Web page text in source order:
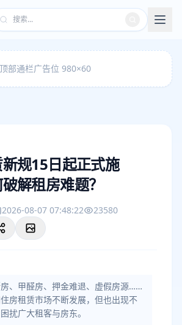
顶部通栏广告位 980×60
规15日起正式施
解租房难题？
2026-08-07 07:48:22
23580
房、甲醛房、押金难退、虚假房源……
房租赁市场不断发展，但也出现不
扰广大租客与房东。